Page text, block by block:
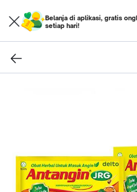
Belanja di aplikasi, gratis
setiap hari!